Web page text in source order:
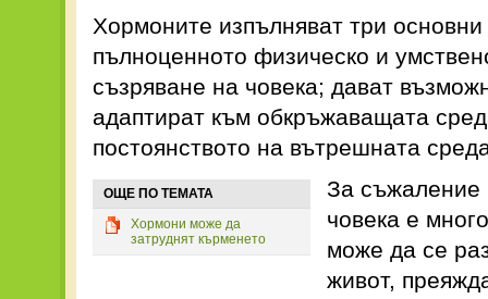
Хормоните изпълняват три
пълноценното физическо и
съзряване на човека; дават
адаптират към обкръжаващата
постоянството на вътрешната
ОЩЕ ПО ТЕМАТА
Хормони може да
затруднят кърменето
За съжаление
човека е
може да се
живот,